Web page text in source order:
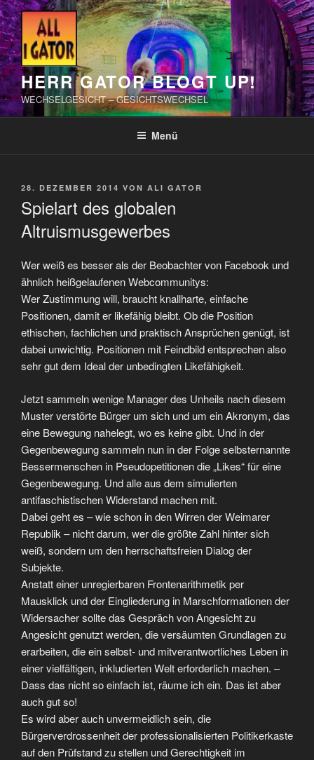
Zum
Inhalt
springen
HERR GATOR BLOGT UP!
WECHSELGESICHT – GESICHTSWECHSEL
Menü
VERÖFFENTLICHT
28. DEZEMBER 2014 VON ALI GATOR
Spielart des globalen
Altruismusgewerbes
Wer weiß es besser als der Beobachter von Facebook und
ähnlich heißgelaufenen Webcommunitys:
Wer Zustimmung will, braucht knallharte, einfache
Positionen, damit er likefähig bleibt. Ob die Position
ethischen, fachlichen und praktisch Ansprüchen genügt, ist
dabei unwichtig. Positionen mit Feindbild entsprechen also
sehr gut dem Ideal der unbedingten Likefähigkeit.
Jetzt sammeln wenige Manager des Unheils nach diesem
Muster verstörte Bürger um sich und um ein Akronym, das
eine Bewegung nahelegt, wo es keine gibt. Und in der
Gegenbewegung sammeln nun in der Folge selbsternannte
Bessermenschen in Pseudopetitionen die „Likes“ für eine
Gegenbewegung. Und alle aus dem simulierten
antifaschistischen Widerstand machen mit.
Dabei geht es – wie schon in den Wirren der Weimarer
Republik – nicht darum, wer die größte Zahl hinter sich
weiß, sondern um den herrschaftsfreien Dialog der
Subjekte.
Anstatt einer unregierbaren Frontenarithmetik per
Mausklick und der Eingliederung in Marschformationen der
Widersacher sollte das Gespräch von Angesicht zu
Angesicht genutzt werden, die versäumten Grundlagen zu
erarbeiten, die ein selbst- und mitverantwortliches Leben in
einer vielfältigen, inkludierten Welt erforderlich machen. –
Dass das nicht so einfach ist, räume ich ein. Das ist aber
auch gut so!
Es wird aber auch unvermeidlich sein, die
Bürgerverdrossenheit der professionalisierten Politikerkaste
auf den Prüfstand zu stellen und Gerechtigkeit im